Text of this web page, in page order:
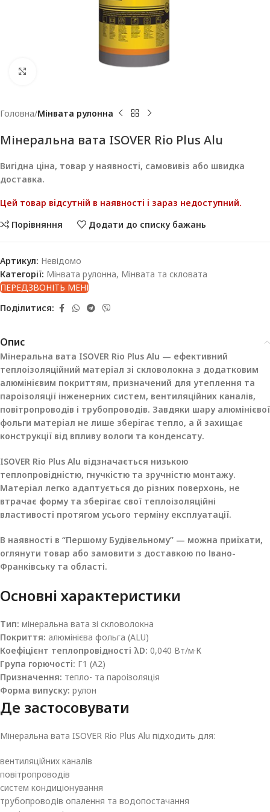
Клацніть, щоб збільшити
Головна Мінвата рулонна
Мінеральна вата ISOVER Rio Plus Alu
Вигідна ціна, товар у наявності, самовивіз або швидка
доставка.
Цей товар відсутній в наявності і зараз недоступний.
Порівняння
Додати до списку бажань
Артикул: Невідомо
Категорії: Мінвата рулонна, Мінвата та скловата
ПЕРЕДЗВОНІТЬ МЕНІ
Поділитися:
Опис
Мінеральна вата ISOVER Rio Plus Alu — ефективний
теплоізоляційний матеріал зі скловолокна з додатковим
алюмінієвим покриттям, призначений для утеплення та
пароізоляції інженерних систем, вентиляційних каналів,
повітропроводів і трубопроводів. Завдяки шару алюмінієвої
фольги матеріал не лише зберігає тепло, а й захищає
конструкції від впливу вологи та конденсату.
ISOVER Rio Plus Alu відзначається низькою
теплопровідністю, гнучкістю та зручністю монтажу.
Матеріал легко адаптується до різних поверхонь, не
втрачає форму та зберігає свої теплоізоляційні
властивості протягом усього терміну експлуатації.
В наявності в “Першому Будівельному” — можна приїхати,
оглянути товар або замовити з доставкою по Івано-
Франківську та області.
Основні характеристики
Тип: мінеральна вата зі скловолокна
Покриття: алюмінієва фольга (ALU)
Коефіцієнт теплопровідності λD: 0,040 Вт/м·К
Група горючості: Г1 (А2)
Призначення: тепло- та пароізоляція
Форма випуску: рулон
Де застосовувати
Мінеральна вата ISOVER Rio Plus Alu підходить для:
вентиляційних каналів
повітропроводів
систем кондиціонування
трубопроводів опалення та водопостачання